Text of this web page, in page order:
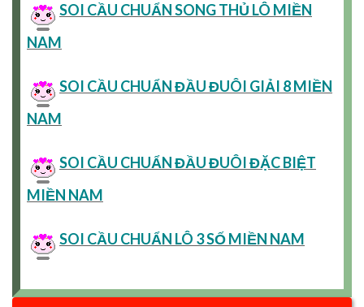
SOI CẦU CHUẨN SONG THỦ LÔ MIỀN
NAM
SOI CẦU CHUẨN ĐẦU ĐUÔI GIẢI 8 MIỀN
NAM
SOI CẦU CHUẨN ĐẦU ĐUÔI ĐẶC BIỆT
MIỀN NAM
SOI CẦU CHUẨN LÔ 3 SỐ MIỀN NAM